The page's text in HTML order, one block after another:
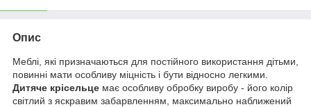
Опис
Меблі, які призначаються для постійного використання дітьми,
повинні мати особливу міцність і бути відносно легкими.
Дитяче крісельце має особливу обробку виробу - його колір
світлий з яскравим забарвленням, максимально наближений